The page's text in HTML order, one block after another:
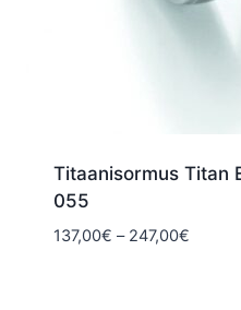
Titaanisormus Titan
055
137,00€ – 247,00€